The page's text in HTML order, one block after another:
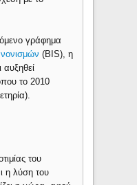
γράφημα
(BIS), η
αυξηθεί
το 2010
του
η λύση του